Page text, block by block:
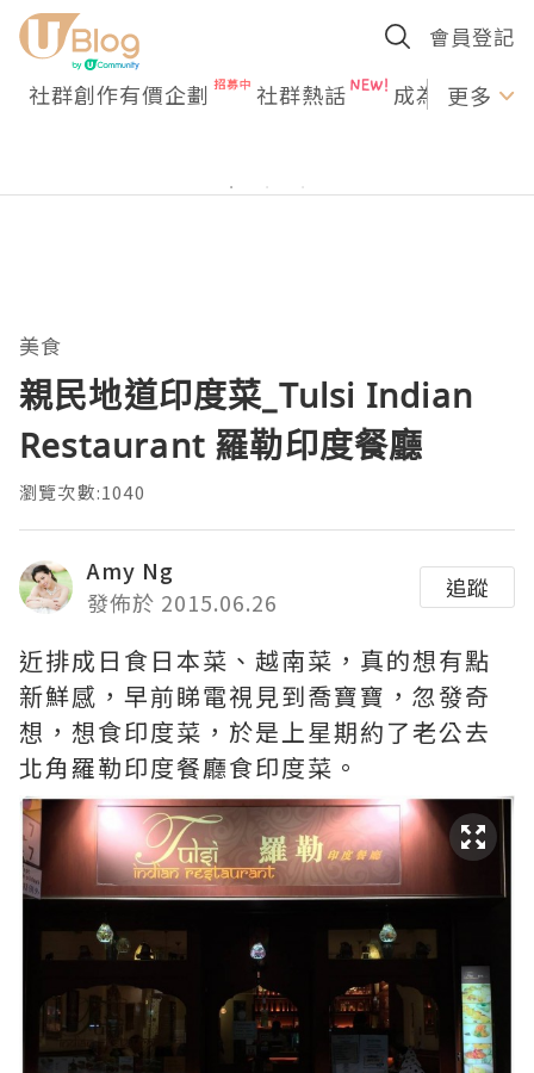
會員登記
社群創作有價企劃 社群熱話 成為U更多
美食
親民地道印度菜_Tulsi Indian
Restaurant 羅勒印度餐廳
瀏覽次數:1040
Amy Ng
發佈於 2015.06.26
追蹤
近排成日食日本菜、越南菜，真的想有點
新鮮感，早前睇電視見到喬寶寶，忽發奇
想，想食印度菜，於是上星期約了老公去
北角羅勒印度餐廳食印度菜。